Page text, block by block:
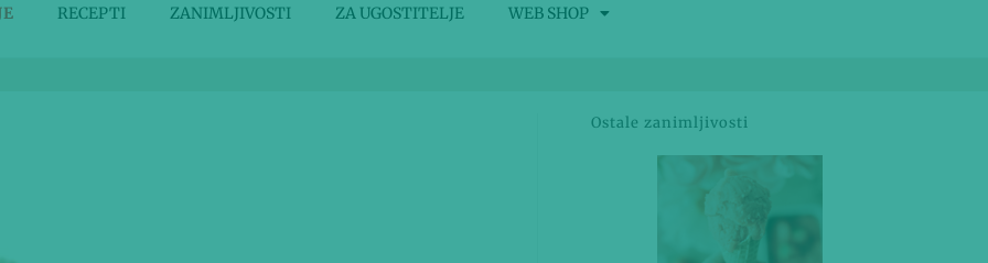
RECEPTI ZANIMLJIVOSTI ZA UGOSTITELJE WEB SHOP
Ostale zanimljivosti